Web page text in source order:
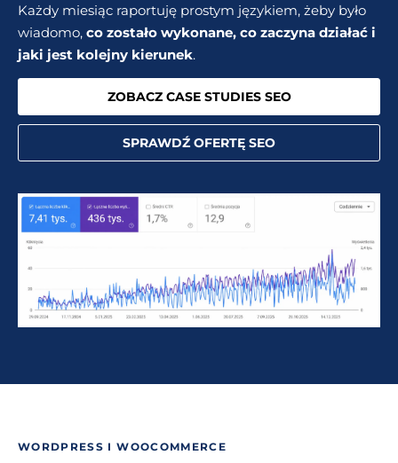
Każdy miesiąc raportuję prostym językiem, żeby było
wiadomo, co zostało wykonane, co zaczyna działać i
jaki jest kolejny kierunek.
ZOBACZ CASE STUDIES SEO
SPRAWDŹ OFERTĘ SEO
WORDPRESS I WOOCOMMERCE